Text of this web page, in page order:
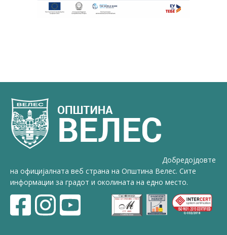
Добредојдовте
на официјалната веб страна на Општина Велес. Сите
информации за градот и околината на едно место.